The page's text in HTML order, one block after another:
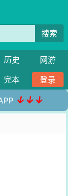
搜索
历史
网游
完本 登录
↓↓↓